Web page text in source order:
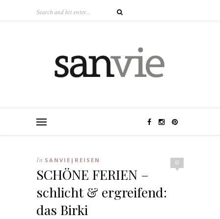
0
In SANVIE|REISEN
SCHÖNE FERIEN –
schlicht & ergreifend:
das Birki